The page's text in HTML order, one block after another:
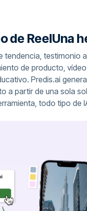
de ReelUna
tendencia, testimonio
de producto,
Predis.ai
a partir de una sola
todo tipo de